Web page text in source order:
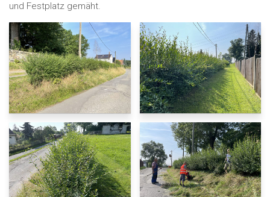
und Festplatz gemäht.